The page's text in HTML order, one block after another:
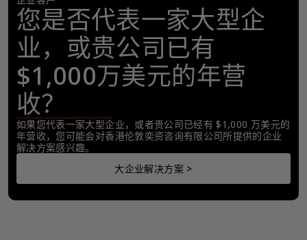
您是否代表一家大型企
业，或贵公司已有
$1,000万美元的年营
收？
如果您代表一家大型企业，或者贵公司已经有 $1,000 万美元的
年营收，您可能会对香港伦敦奕资咨询有限公司所提供的企业
解决方案感兴趣。
大企业解决方案 >